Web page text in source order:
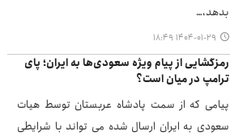
بدهد،…
۱۴۰۴-۰۱-۲۹ ۱۸:۴۹
رمزگشایی از پیام ویژه سعودی‌ها به ایران؛ پای
ترامپ در میان است؟
پیامی که از سمت پادشاه عربستان توسط هیات
سعودی به ایران ارسال شده می تواند با شرایطی